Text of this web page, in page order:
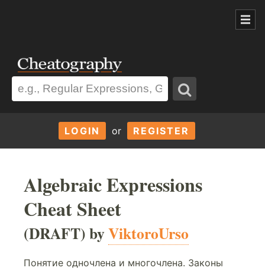
LOGIN or REGISTER
Algebraic Expressions
Cheat Sheet
(DRAFT) byViktoroUrso
Понятие одночлена и многочлена. Законы